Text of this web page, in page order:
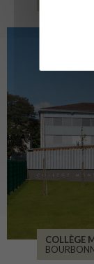
COLLÈGE